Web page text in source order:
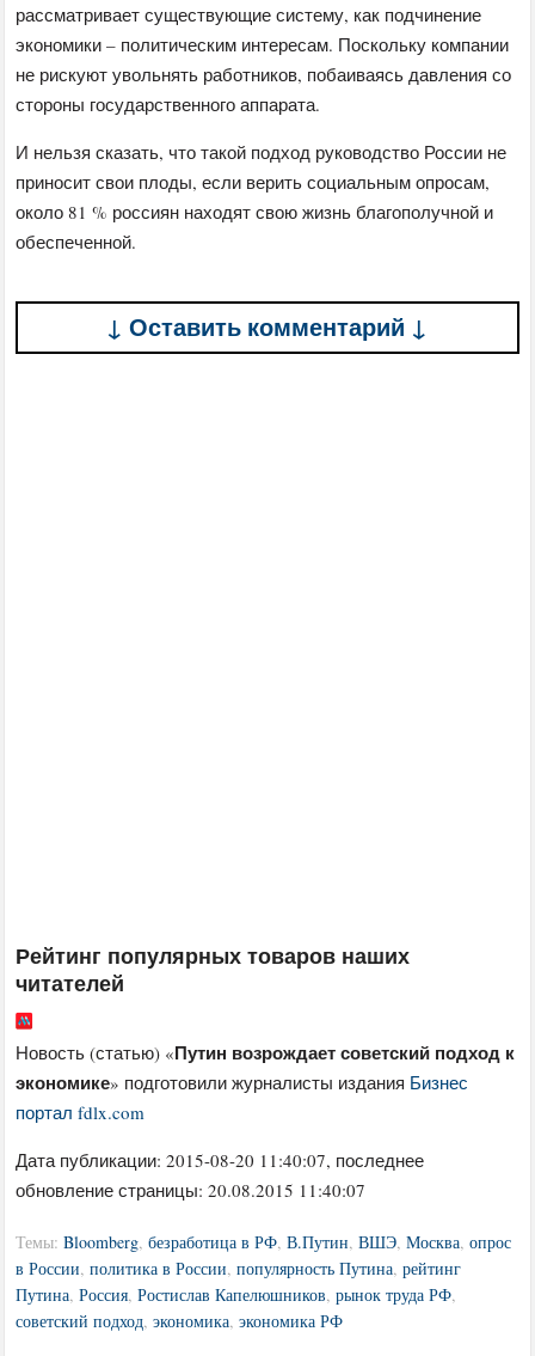
рассматривает существующие систему, как подчинение
экономики – политическим интересам. Поскольку компании
не рискуют увольнять работников, побаиваясь давления со
стороны государственного аппарата.
И нельзя сказать, что такой подход руководство России не
приносит свои плоды, если верить социальным опросам,
около 81 % россиян находят свою жизнь благополучной и
обеспеченной.
↓ Оставить комментарий ↓
Рейтинг популярных товаров наших
читателей
Новость (статью) «Путин возрождает советский подход к
экономике» подготовили журналисты издания Бизнес
портал fdlx.com
Дата публикации:2015-08-20 11:40:07, последнее
обновление страницы: 20.08.2015 11:40:07
Темы:Bloomberg,безработица в РФ,В.Путин,ВШЭ,Москва,опрос
в России,политика в России,популярность Путина,рейтинг
Путина,Россия,Ростислав Капелюшников,рынок труда РФ,
советский подход,экономика,экономика РФ